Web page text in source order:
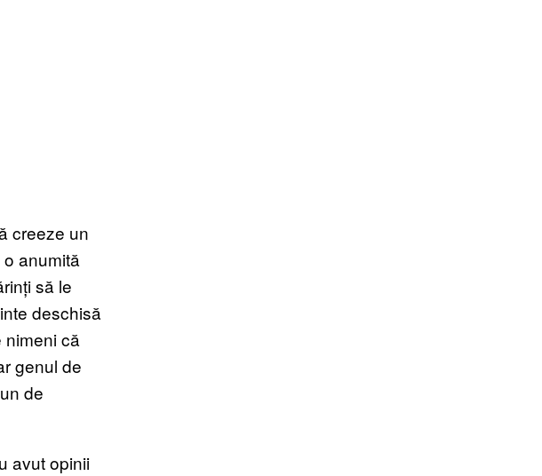
creeze un
anumită
să le
deschisă
nimeni că
genul de
de
avut opinii